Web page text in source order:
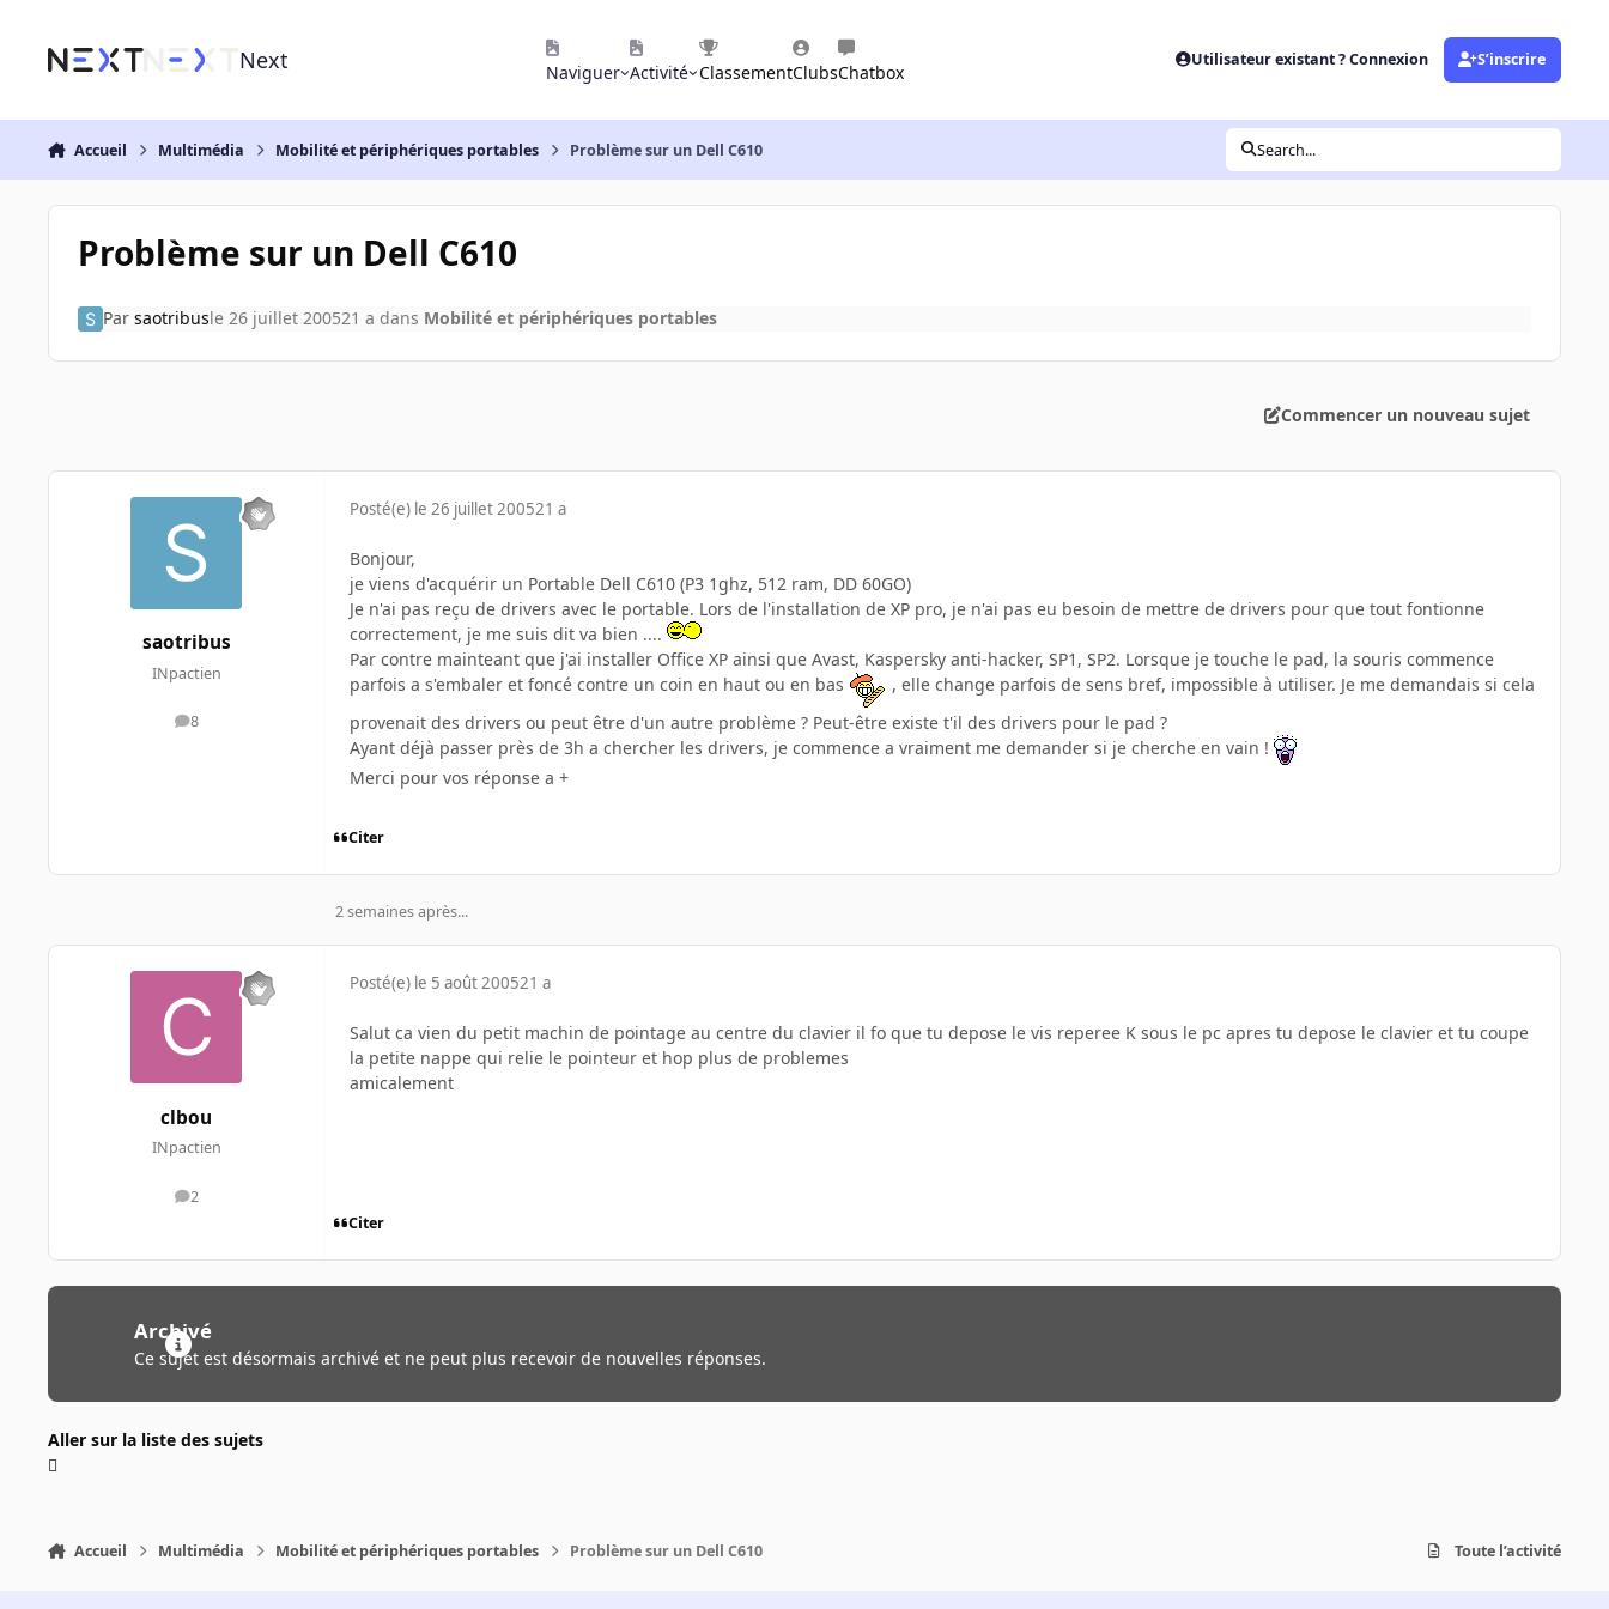
Next Naviguer Activité ClassementClubsChatbox
Utilisateur existant ? Connexion S’inscrire
Accueil Multimédia Mobilité et périphériques portables Problème sur un Dell C610 Search...
Problème sur un Dell C610
Par saotribusle 26 juillet 200521 a dans Mobilité et périphériques portables
Commencer un nouveau sujet
saotribus
INpactien
8
messages
Posté(e) le 26 juillet 200521 a
Bonjour,
je viens d'acquérir un Portable Dell C610 (P3 1ghz, 512 ram, DD 60GO)
Je n'ai pas reçu de drivers avec le portable. Lors de l'installation de XP pro, je n'ai pas eu besoin de mettre de drivers pour que tout fontionne
correctement, je me suis dit va bien ....
Par contre mainteant que j'ai installer Office XP ainsi que Avast, Kaspersky anti-hacker, SP1, SP2. Lorsque je touche le pad, la souris commence
parfois a s'embaler et foncé contre un coin en haut ou en bas
, elle change parfois de sens bref, impossible à utiliser. Je me demandais si cela
provenait des drivers ou peut être d'un autre problème ? Peut-être existe t'il des drivers pour le pad ?
Ayant déjà passer près de 3h a chercher les drivers, je commence a vraiment me demander si je cherche en vain !
Merci pour vos réponse a +
Citer
2 semaines après...
clbou
INpactien
2
messages
Posté(e) le 5 août 200521 a
Salut ca vien du petit machin de pointage au centre du clavier il fo que tu depose le vis reperee K sous le pc apres tu depose le clavier et tu coupe
la petite nappe qui relie le pointeur et hop plus de problemes
amicalement
Citer
Archivé
Ce sujet est désormais archivé et ne peut plus recevoir de nouvelles réponses.
Aller sur la liste des sujets
Accueil Multimédia Mobilité et périphériques portables Problème sur un Dell C610 Toute l’activité